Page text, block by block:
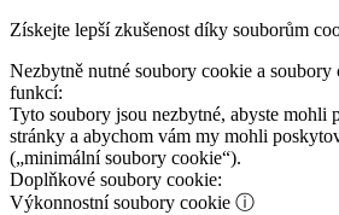
Získejte lepší zkušenost díky souborům
Nezbytně nutné soubory cookie a soubory
funkcí:
Tyto soubory jsou nezbytné, abyste mohli
stránky a abychom vám my mohli
(„minimální soubory cookie“).
Doplňkové soubory cookie:
Výkonnostní soubory cookie ⓘ